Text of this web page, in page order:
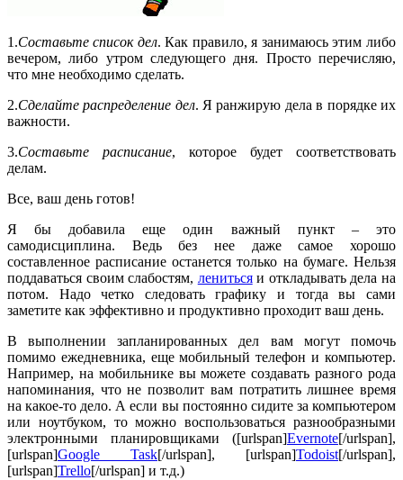
1.Составьте список дел. Как правило, я занимаюсь этим либо
вечером, либо утром следующего дня. Просто перечисляю,
что мне необходимо сделать.
2.Сделайте распределение дел. Я ранжирую дела в порядке их
важности.
3.Составьте расписание, которое будет соответствовать
делам.
Все, ваш день готов!
Я бы добавила еще один важный пункт – это
самодисциплина. Ведь без нее даже самое хорошо
составленное расписание останется только на бумаге. Нельзя
поддаваться своим слабостям, ленитьсяи откладывать дела на
потом. Надо четко следовать графику и тогда вы сами
заметите как эффективно и продуктивно проходит ваш день.
В выполнении запланированных дел вам могут помочь
помимо ежедневника, еще мобильный телефон и компьютер.
Например, на мобильнике вы можете создавать разного рода
напоминания, что не позволит вам потратить лишнее время
на какое-то дело. А если вы постоянно сидите за компьютером
или ноутбуком, то можно воспользоваться разнообразными
электронными планировщиками ([urlspan]Evernote[/urlspan],
[urlspan]Google Task[/urlspan], [urlspan]Todoist[/urlspan],
[urlspan]Trello[/urlspan] и т.д.)